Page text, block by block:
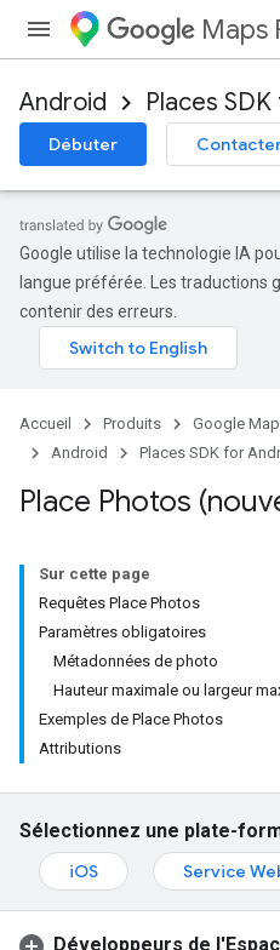
Maps
Android Places
Débuter
Google utilise la technologie IA
langue préférée. Les traductions
contenir des erreurs.
Accueil Produits Google
Android
Places SDK for
Place Photos
Sur cette page
Requêtes Place Photos
Paramètres obligatoires
Métadonnées de photo
Hauteur maximale ou largeur
Exemples de Place Photos
Attributions
Sélectionnez une plate-
iOS
Service
Développeurs de